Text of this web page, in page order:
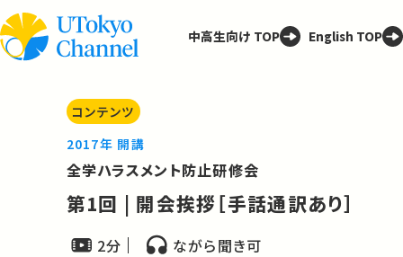
中高生向け TOP English TOP
コンテンツ
2017年 開講
全学ハラスメント防止研修会
第1回 | 開会挨拶［手話通訳あり］
2分
ながら聞き可